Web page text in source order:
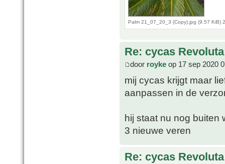
Palm 21_07_20_3 (Copy).jpg (9.57 KiB)
Re: cycas Revoluta
door royke op 17 sep 2020
mij cycas krijgt maar
aanpassen in de
hij staat nu nog
3 nieuwe veren
Re: cycas Revoluta